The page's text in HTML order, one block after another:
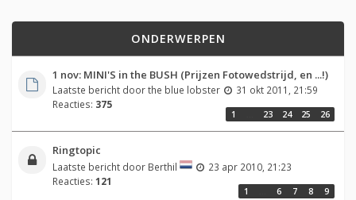
ONDERWERPEN
1 nov: MINI'S in the BUSH (Prijzen Fotowedstrijd, en ...!)
Laatste bericht doorthe blue lobster
31 okt 2011, 21:59
Reacties: 375
1 23 24 25 26
Ringtopic
Laatste bericht door Berthil
23 apr 2010, 21:23
Reacties: 121
1 6 7 8 9